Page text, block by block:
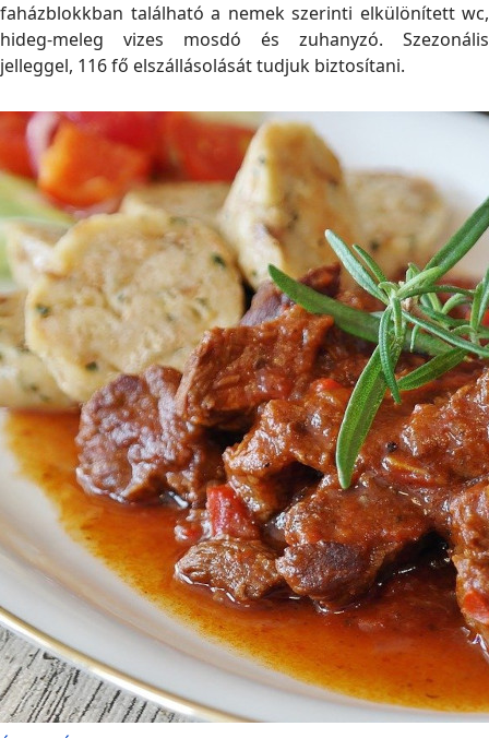
faházblokkban található a nemek szerinti elkülönített wc,
hideg-meleg vizes mosdó és zuhanyzó. Szezonális
jelleggel, 116 fő elszállásolását tudjuk biztosítani.